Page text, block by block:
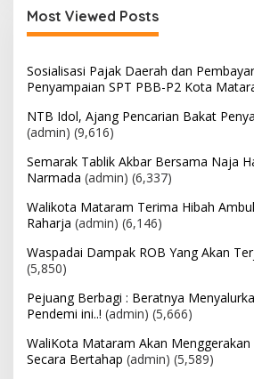
Most Viewed Posts
Sosialisasi Pajak Daerah dan
Penyampaian SPT PBB-P2 Kota
NTB Idol, Ajang Pencarian Bakat
(admin) (9,616)
Semarak Tablik Akbar Bersama Naja
Narmada (admin) (6,337)
Walikota Mataram Terima Hibah
Raharja (admin) (6,146)
Waspadai Dampak ROB Yang Akan
(5,850)
Pejuang Berbagi : Beratnya
Pendemi ini..! (admin) (5,666)
WaliKota Mataram Akan
Secara Bertahap (admin) (5,589)